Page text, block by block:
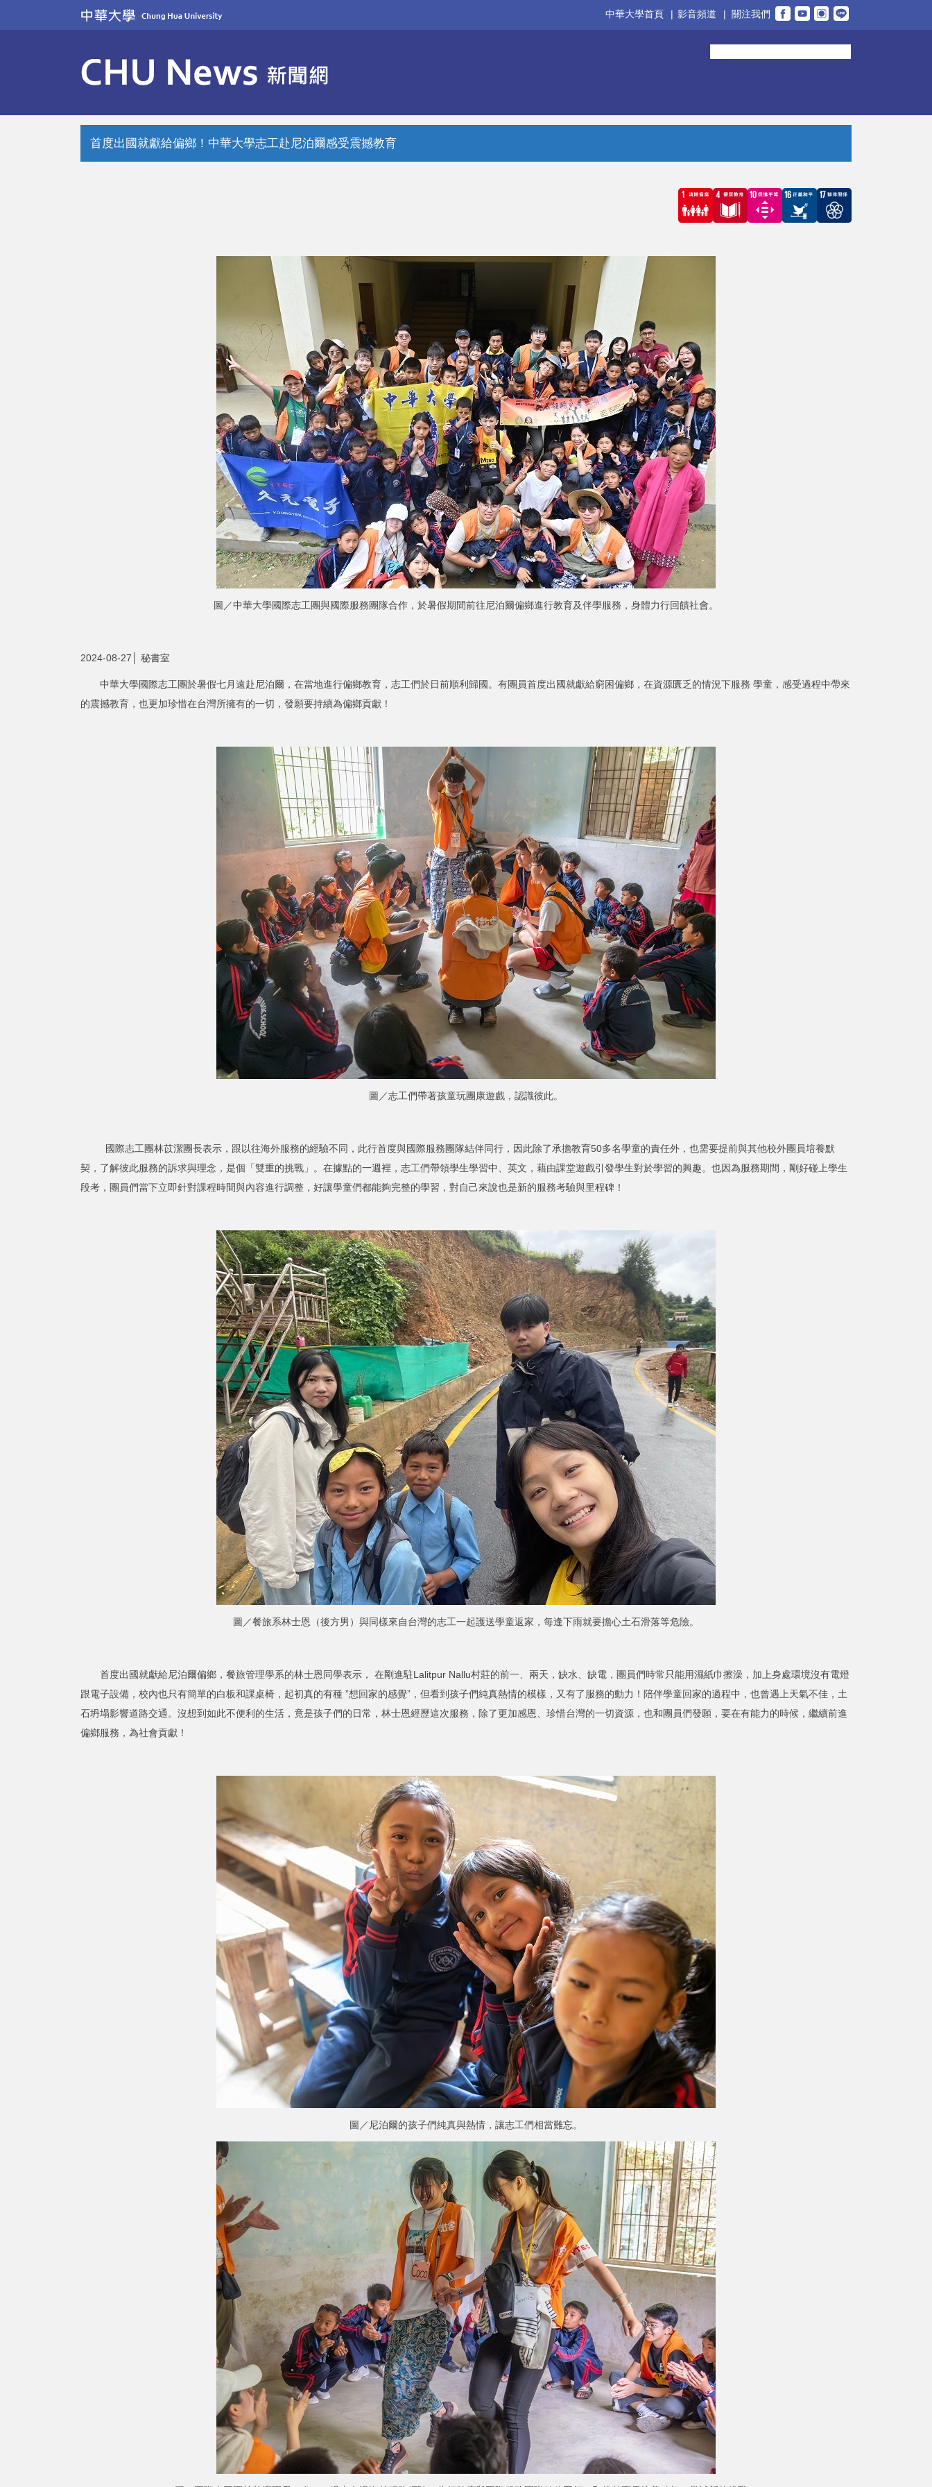
中華大學首頁 | 影音頻道 | 關注我們
首度出國就獻給偏鄉！中華大學志工赴尼泊爾感受震撼教育
圖／中華大學國際志工團與國際服務團隊合作，於暑假期間前往尼泊爾偏鄉進行教育及伴學服務，身體力行回饋社會。
2024-08-27│ 秘書室
中華大學國際志工團於暑假七月遠赴尼泊爾，在當地進行偏鄉教育，志工們於日前順利歸國。有團員首度出國就獻給窮困偏鄉，在資源匱乏的情況下服務 學童，感受過程中帶來
的震撼教育，也更加珍惜在台灣所擁有的一切，發願要持續為偏鄉貢獻！
圖／志工們帶著孩童玩團康遊戲，認識彼此。
國際志工團林苡潔團長表示，跟以往海外服務的經驗不同，此行首度與國際服務團隊結伴同行，因此除了承擔教育50多名學童的責任外，也需要提前與其他校外團員培養默
契，了解彼此服務的訴求與理念，是個「雙重的挑戰」。在據點的一週裡，志工們帶領學生學習中、英文，藉由課堂遊戲引發學生對於學習的興趣。也因為服務期間，剛好碰上學生
段考，團員們當下立即針對課程時間與內容進行調整，好讓學童們都能夠完整的學習，對自己來說也是新的服務考驗與里程碑！
圖／餐旅系林士恩（後方男）與同樣來自台灣的志工一起護送學童返家，每逢下雨就要擔心土石滑落等危險。
首度出國就獻給尼泊爾偏鄉，餐旅管理學系的林士恩同學表示， 在剛進駐Lalitpur Nallu村莊的前一、兩天，缺水、缺電，團員們時常只能用濕紙巾擦澡，加上身處環境沒有電燈
跟電子設備，校內也只有簡單的白板和課桌椅，起初真的有種 ”想回家的感覺”，但看到孩子們純真熱情的模樣，又有了服務的動力！陪伴學童回家的過程中，也曾遇上天氣不佳，土
石坍塌影響道路交通。沒想到如此不便利的生活，竟是孩子們的日常，林士恩經歷這次服務，除了更加感恩、珍惜台灣的一切資源，也和團員們發願，要在有能力的時候，繼續前進
偏鄉服務，為社會貢獻！
圖／尼泊爾的孩子們純真與熱情，讓志工們相當難忘。